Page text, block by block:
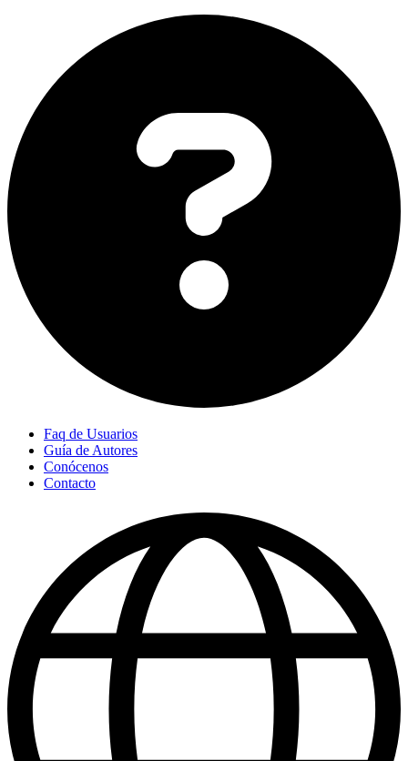
Faq de Usuarios
Guía de Autores
Conócenos
Contacto